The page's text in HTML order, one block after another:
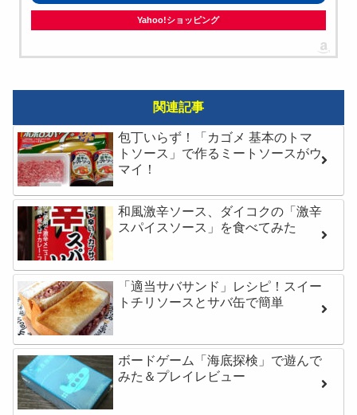
Yahoo!ショッピング
関連記事
包丁いらず！「カゴメ 基本のトマ
トソース」で作るミートソースがウ
マイ！
和風激辛ソース、ダイコクの「激辛
スパイスソース」を食べてみた
「適当サバサンド」レシピ！スイー
トチリソースとサバ缶で簡単
ボードゲーム「海底探検」で遊んで
みた＆プレイレビュー